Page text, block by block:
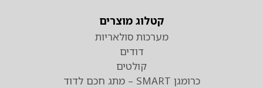
קטלוג מוצרים
מערכות סולאריות
דודים
קולטים
כרומגן SMART – מתג חכם לדוד